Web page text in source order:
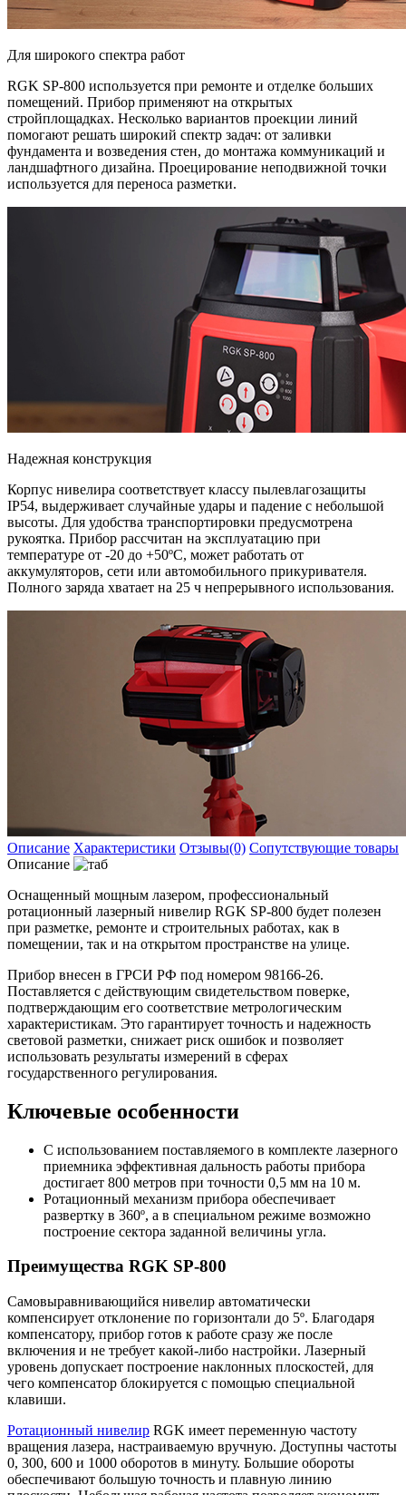
Для широкого спектра работ
RGK SP-800 используется при ремонте и отделке больших
помещений. Прибор применяют на открытых
стройплощадках. Несколько вариантов проекции линий
помогают решать широкий спектр задач: от заливки
фундамента и возведения стен, до монтажа коммуникаций и
ландшафтного дизайна. Проецирование неподвижной точки
используется для переноса разметки.
Надежная конструкция
Корпус нивелира соответствует классу пылевлагозащиты
IP54, выдерживает случайные удары и падение с небольшой
высоты. Для удобства транспортировки предусмотрена
рукоятка. Прибор рассчитан на эксплуатацию при
температуре от -20 до +50ºC, может работать от
аккумуляторов, сети или автомобильного прикуривателя.
Полного заряда хватает на 25 ч непрерывного использования.
Описание Характеристики Отзывы(0) Сопутствующие товары
Описание
Оснащенный мощным лазером, профессиональный
ротационный лазерный нивелир RGK SP-800 будет полезен
при разметке, ремонте и строительных работах, как в
помещении, так и на открытом пространстве на улице.
Прибор внесен в ГРСИ РФ под номером 98166-26.
Поставляется с действующим свидетельством поверке,
подтверждающим его соответствие метрологическим
характеристикам. Это гарантирует точность и надежность
световой разметки, снижает риск ошибок и позволяет
использовать результаты измерений в сферах
государственного регулирования.
Ключевые особенности
С использованием поставляемого в комплекте лазерного
приемника эффективная дальность работы прибора
достигает 800 метров при точности 0,5 мм на 10 м.
Ротационный механизм прибора обеспечивает
развертку в 360º, а в специальном режиме возможно
построение сектора заданной величины угла.
Преимущества RGK SP-800
Самовыравнивающийся нивелир автоматически
компенсирует отклонение по горизонтали до 5º. Благодаря
компенсатору, прибор готов к работе сразу же после
включения и не требует какой-либо настройки. Лазерный
уровень допускает построение наклонных плоскостей, для
чего компенсатор блокируется с помощью специальной
клавиши.
Ротационный нивелир RGK имеет переменную частоту
вращения лазера, настраиваемую вручную. Доступны частоты
0, 300, 600 и 1000 оборотов в минуту. Большие обороты
обеспечивают большую точность и плавную линию